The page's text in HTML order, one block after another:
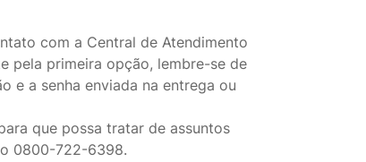
com a Central de Atendimento
pela primeira opção, lembre-se de
e a senha enviada na entrega ou
que possa tratar de assuntos
0800-722-6398.